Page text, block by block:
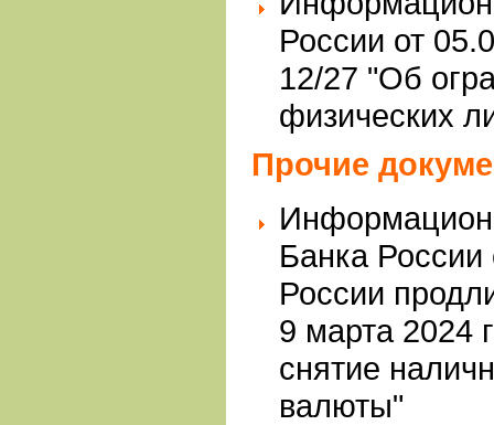
России от
12/27 "Об
физических
Прочие
Банка России
России
9 марта 2024
снятие
валюты"